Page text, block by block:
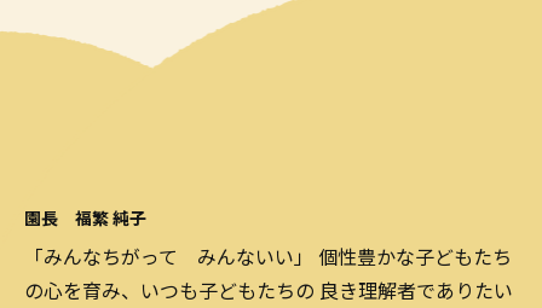
園長 福繁 純子
「みんなちがって みんないい」 個性豊かな子どもたち
の心を育み、いつも子どもたちの 良き理解者でありたい